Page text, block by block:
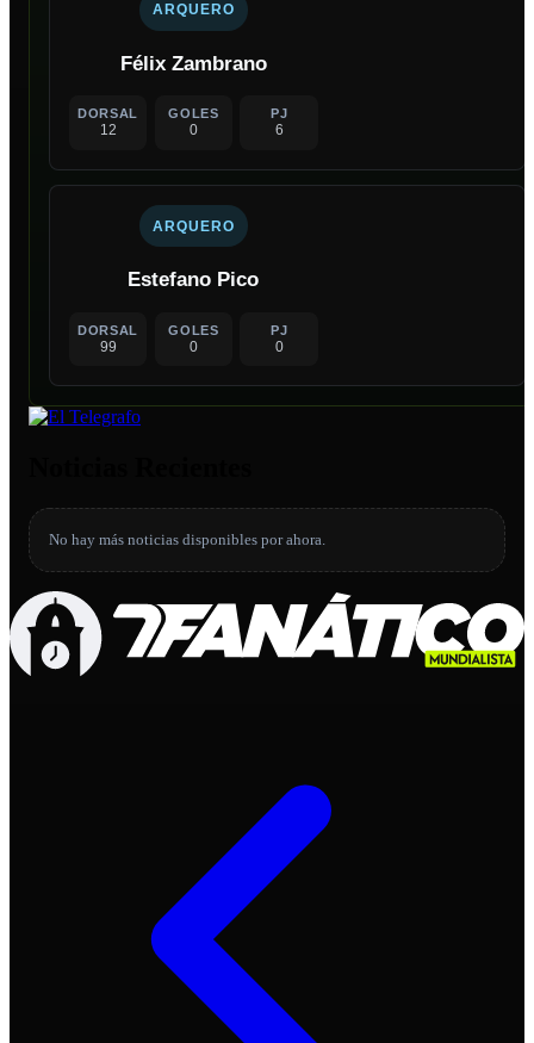
ARQUERO
Félix Zambrano
DORSAL
12
GOLES
0
PJ
6
ARQUERO
Estefano Pico
DORSAL
99
GOLES
0
PJ
0
No hay más noticias disponibles por ahora.